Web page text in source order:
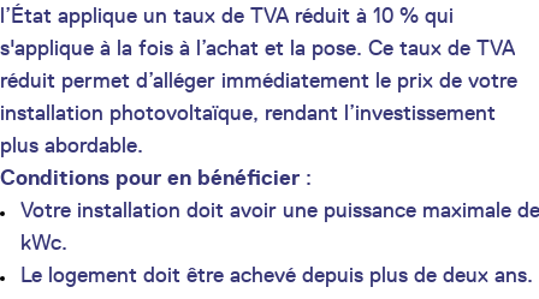
l’État applique un taux de TVA réduit à 10 % qui
s'applique à la fois à l’achat et la pose. Ce taux de TVA
réduit permet d’alléger immédiatement le prix de votre
installation photovoltaïque, rendant l’investissement
plus abordable.
Conditions pour en bénéficier :
Votre installation doit avoir une puissance maximale
kWc.
Le logement doit être achevé depuis plus de deux ans.